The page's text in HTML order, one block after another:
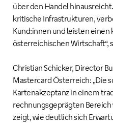
über den Handel
kritische Infrastrukturen,
Kund:innen und leisten einen
österreichischen Wirtschaft“,
Christian Schicker, Director
Mastercard Österreich: „Die
Kartenakzeptanz in einem
rechnungsgeprägten
zeigt, wie deutlich sich